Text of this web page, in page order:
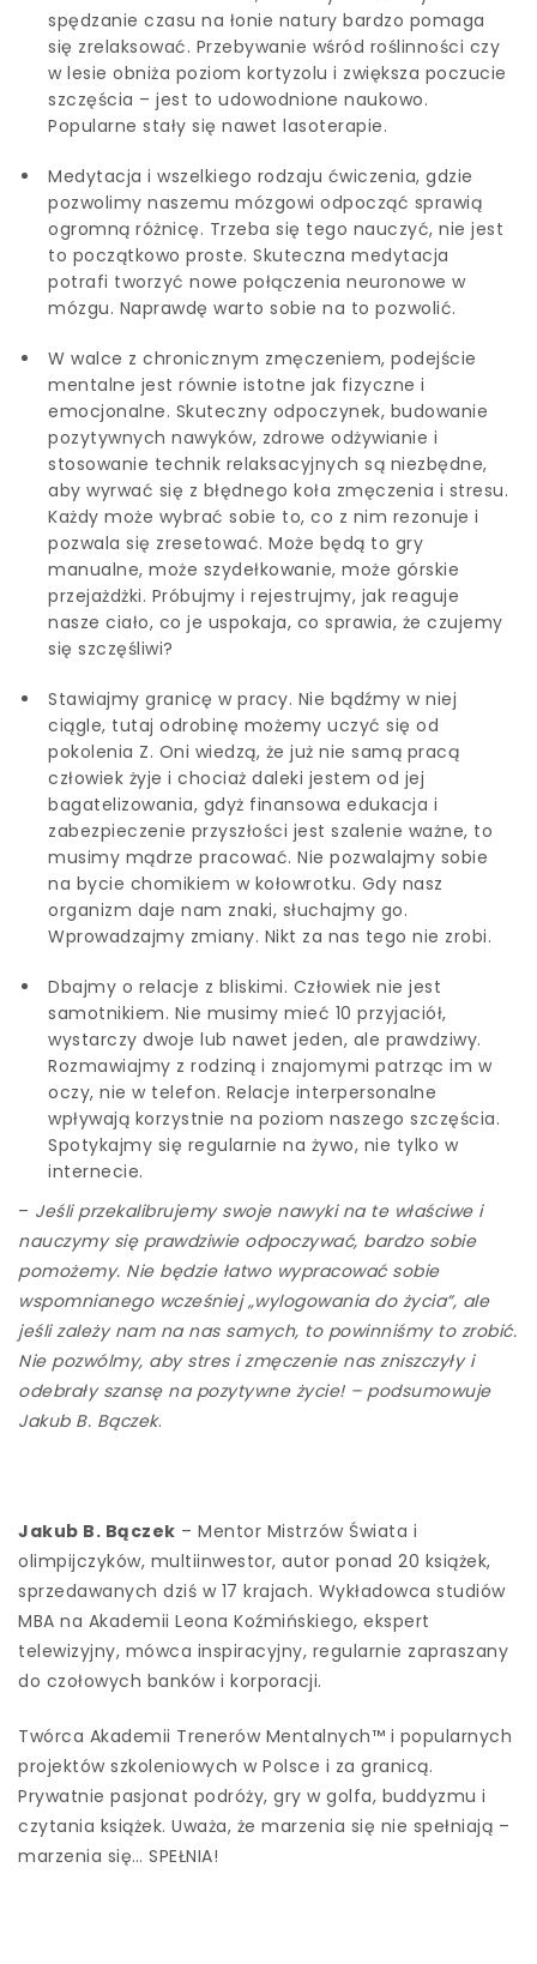
spędzanie czasu na łonie natury bardzo pomaga
się zrelaksować. Przebywanie wśród roślinności czy
w lesie obniża poziom kortyzolu i zwiększa poczucie
szczęścia – jest to udowodnione naukowo.
Popularne stały się nawet lasoterapie.
Medytacja i wszelkiego rodzaju ćwiczenia, gdzie
pozwolimy naszemu mózgowi odpocząć sprawią
ogromną różnicę. Trzeba się tego nauczyć, nie jest
to początkowo proste. Skuteczna medytacja
potrafi tworzyć nowe połączenia neuronowe w
mózgu. Naprawdę warto sobie na to pozwolić.
W walce z chronicznym zmęczeniem, podejście
mentalne jest równie istotne jak fizyczne i
emocjonalne. Skuteczny odpoczynek, budowanie
pozytywnych nawyków, zdrowe odżywianie i
stosowanie technik relaksacyjnych są niezbędne,
aby wyrwać się z błędnego koła zmęczenia i stresu.
Każdy może wybrać sobie to, co z nim rezonuje i
pozwala się zresetować. Może będą to gry
manualne, może szydełkowanie, może górskie
przejażdżki. Próbujmy i rejestrujmy, jak reaguje
nasze ciało, co je uspokaja, co sprawia, że czujemy
się szczęśliwi?
Stawiajmy granicę w pracy. Nie bądźmy w niej
ciągle, tutaj odrobinę możemy uczyć się od
pokolenia Z. Oni wiedzą, że już nie samą pracą
człowiek żyje i chociaż daleki jestem od jej
bagatelizowania, gdyż finansowa edukacja i
zabezpieczenie przyszłości jest szalenie ważne, to
musimy mądrze pracować. Nie pozwalajmy sobie
na bycie chomikiem w kołowrotku. Gdy nasz
organizm daje nam znaki, słuchajmy go.
Wprowadzajmy zmiany. Nikt za nas tego nie zrobi.
Dbajmy o relacje z bliskimi. Człowiek nie jest
samotnikiem. Nie musimy mieć 10 przyjaciół,
wystarczy dwoje lub nawet jeden, ale prawdziwy.
Rozmawiajmy z rodziną i znajomymi patrząc im w
oczy, nie w telefon. Relacje interpersonalne
wpływają korzystnie na poziom naszego szczęścia.
Spotykajmy się regularnie na żywo, nie tylko w
internecie.
– Jeśli przekalibrujemy swoje nawyki na te właściwe i
nauczymy się prawdziwie odpoczywać, bardzo sobie
pomożemy. Nie będzie łatwo wypracować sobie
wspomnianego wcześniej „wylogowania do życia”, ale
jeśli zależy nam na nas samych, to powinniśmy to zrobić.
Nie pozwólmy, aby stres i zmęczenie nas zniszczyły i
odebrały szansę na pozytywne życie! – podsumowuje
Jakub B. Bączek.
Jakub B. Bączek – Mentor Mistrzów Świata i
olimpijczyków, multiinwestor, autor ponad 20 książek,
sprzedawanych dziś w 17 krajach. Wykładowca studiów
MBA na Akademii Leona Koźmińskiego, ekspert
telewizyjny, mówca inspiracyjny, regularnie zapraszany
do czołowych banków i korporacji.
Twórca Akademii Trenerów Mentalnych™ i popularnych
projektów szkoleniowych w Polsce i za granicą.
Prywatnie pasjonat podróży, gry w golfa, buddyzmu i
czytania książek. Uważa, że marzenia się nie spełniają –
marzenia się… SPEŁNIA!